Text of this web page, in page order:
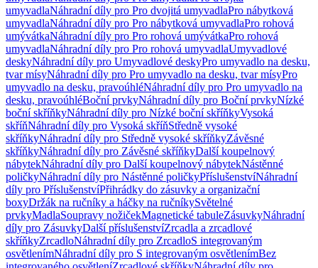
umyvadlaNáhradní díly pro Pro dvojitá umyvadlaPro nábytková
umyvadlaNáhradní díly pro Pro nábytková umyvadlaPro rohová
umývátkaNáhradní díly pro Pro rohová umývátkaPro rohová
umyvadlaNáhradní díly pro Pro rohová umyvadlaUmyvadlové
deskyNáhradní díly pro Umyvadlové deskyPro umyvadlo na desku,
tvar mísyNáhradní díly pro Pro umyvadlo na desku, tvar mísyPro
umyvadlo na desku, pravoúhléNáhradní díly pro Pro umyvadlo na
desku, pravoúhléBoční prvkyNáhradní díly pro Boční prvkyNízké
boční skříňkyNáhradní díly pro Nízké boční skříňkyVysoká
skříňNáhradní díly pro Vysoká skříňStředně vysoké
skříňkyNáhradní díly pro Středně vysoké skříňkyZávěsné
skříňkyNáhradní díly pro Závěsné skříňkyDalší koupelnový
nábytekNáhradní díly pro Další koupelnový nábytekNástěnné
poličkyNáhradní díly pro Nástěnné poličkyPříslušenstvíNáhradní
díly pro PříslušenstvíPřihrádky do zásuvky a organizační
boxyDržák na ručníky a háčky na ručníkySvětelné
prvkyMadlaSoupravy nožičekMagnetické tabuleZásuvkyNáhradní
díly pro ZásuvkyDalší příslušenstvíZrcadla a zrcadlové
skříňkyZrcadloNáhradní díly pro ZrcadloS integrovaným
osvětlenímNáhradní díly pro S integrovaným osvětlenímBez